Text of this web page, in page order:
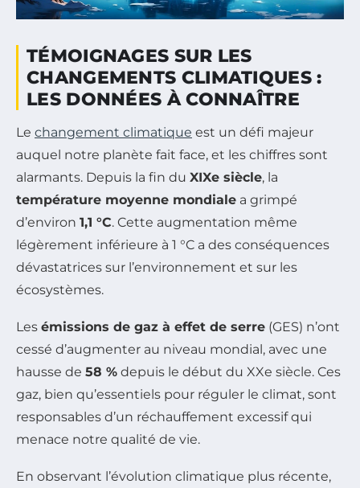
TÉMOIGNAGES SUR LES
CHANGEMENTS CLIMATIQUES :
LES DONNÉES À CONNAÎTRE
Le changement climatique est un défi majeur
auquel notre planète fait face, et les chiffres sont
alarmants. Depuis la fin du XIXe siècle, la
température moyenne mondiale a grimpé
d’environ 1,1 °C. Cette augmentation même
légèrement inférieure à 1 °C a des conséquences
dévastatrices sur l’environnement et sur les
écosystèmes.
Les émissions de gaz à effet de serre (GES) n’ont
cessé d’augmenter au niveau mondial, avec une
hausse de 58 % depuis le début du XXe siècle. Ces
gaz, bien qu’essentiels pour réguler le climat, sont
responsables d’un réchauffement excessif qui
menace notre qualité de vie.
En observant l’évolution climatique plus récente,